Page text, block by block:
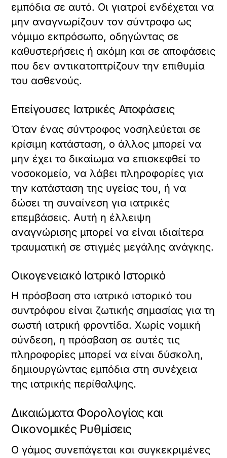
εμπόδια σε αυτό. Οι γιατροί ενδέχεται να
μην αναγνωρίζουν τον σύντροφο ως
νόμιμο εκπρόσωπο, οδηγώντας σε
καθυστερήσεις ή ακόμη και σε αποφάσεις
που δεν αντικατοπτρίζουν την επιθυμία
του ασθενούς.
Επείγουσες Ιατρικές Αποφάσεις
Όταν ένας σύντροφος νοσηλεύεται σε
κρίσιμη κατάσταση, ο άλλος μπορεί να
μην έχει το δικαίωμα να επισκεφθεί το
νοσοκομείο, να λάβει πληροφορίες για
την κατάσταση της υγείας του, ή να
δώσει τη συναίνεση για ιατρικές
επεμβάσεις. Αυτή η έλλειψη
αναγνώρισης μπορεί να είναι ιδιαίτερα
τραυματική σε στιγμές μεγάλης ανάγκης.
Οικογενειακό Ιατρικό Ιστορικό
Η πρόσβαση στο ιατρικό ιστορικό του
συντρόφου είναι ζωτικής σημασίας για τη
σωστή ιατρική φροντίδα. Χωρίς νομική
σύνδεση, η πρόσβαση σε αυτές τις
πληροφορίες μπορεί να είναι δύσκολη,
δημιουργώντας εμπόδια στη συνέχεια
της ιατρικής περίθαλψης.
Δικαιώματα Φορολογίας και
Οικονομικές Ρυθμίσεις
Ο γάμος συνεπάγεται και συγκεκριμένες